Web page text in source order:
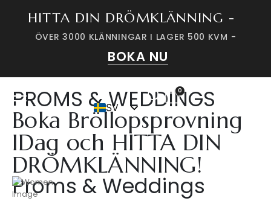
HITTA DIN DRÖMKLÄNNING -
ÖVER 3000 KLÄNNINGAR I LAGER 500 KVM -
BOKA NU
SV
DK
0
PROMS & WEDDINGS
Boka Bröllopsprovning
IDag och HITTA DIN
DRÖMKLÄNNING!
Proms & Weddings